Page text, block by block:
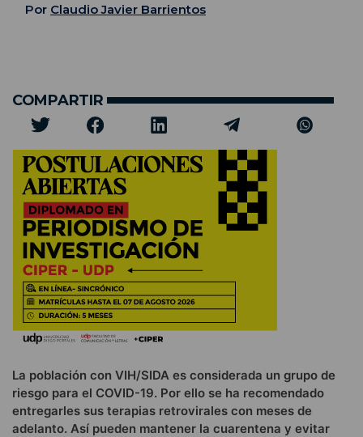
Por Claudio Javier Barrientos
COMPARTIR
La población con VIH/SIDA es considerada un grupo de
riesgo para el COVID-19. Por ello se ha recomendado
entregarles sus terapias retrovirales con meses de
adelanto. Así pueden mantener la cuarentena y evitar